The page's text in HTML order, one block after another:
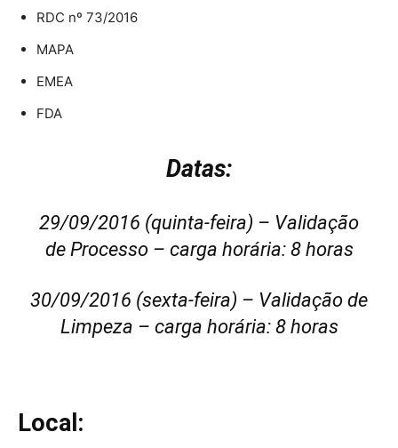
RDC nº 73/2016
MAPA
EMEA
FDA
Datas:
29/09/2016 (quinta-feira) – Validação
de Processo – carga horária: 8 horas
30/09/2016 (sexta-feira) – Validação de
Limpeza – carga horária: 8 horas
Local: